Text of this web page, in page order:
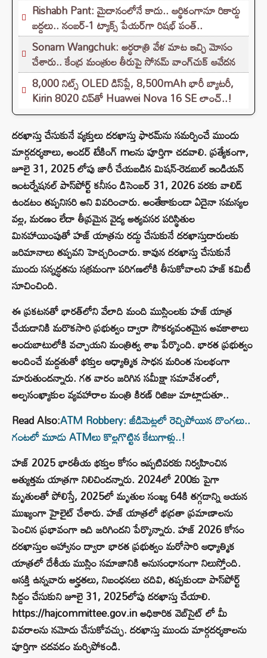
Rishabh Pant: మైదానంలోనే కాదు.. ఆర్థికంగానూ రికార్డు
బద్దలు.. నంబర్-1 ట్యాక్స్ పేయర్‌గా రిషభ్ పంత్..
Sonam Wangchuk: అర్ధరాత్రి వేళ మాట ఇచ్చి మోసం
చేశారు.. కేంద్ర మంత్రుల తీరుపై సోనమ్ వాంగ్‌చుక్ ఆవేదన
8,000 నిట్స్ OLED డిస్‌ప్లే, 8,500mAh భారీ బ్యాటరీ,
Kirin 8020 చిప్‌తో Huawei Nova 16 SE లాంచ్..!
దరఖాస్తు చేసుకునే వ్యక్తులు దరఖాస్తు ఫారమ్‌ను సమర్పించే ముందు
మార్గదర్శకాలు, అండర్‌ టేకింగ్‌ mలను పూర్తిగా చదవాలి. ప్రత్యేకంగా,
జూలై 31, 2025 లోపు జారీ చేయబడిన మిషన్-రెడబుల్ ఇండియన్
ఇంటర్నేషనల్ పాస్‌పోర్ట్ కనీసం డిసెంబర్ 31, 2026 వరకు వాలిడ్
ఉండటం తప్పనిసరి అని వివరించారు. అంతేకాకుండా ఏదైనా సమస్యల
వల్ల, మరణం లేదా తీవ్రమైన వైద్య అత్యవసర పరిస్థితుల
మినహాయింపుతో హజ్ యాత్రను రద్దు చేసుకునే దరఖాస్తుదారులకు
జరిమానాలు తప్పవని హెచ్చరించారు. కావున దరఖాస్తు చేసుకునే
ముందు సన్నద్ధతను సక్రమంగా పరిగణలోకి తీసుకోవాలని హజ్ కమిటీ
సూచించింది.
ఈ ప్రకటనతో భారత్‌లోని వేలాది మంది ముస్లింలకు హజ్ యాత్ర
చేయడానికి మరొకసారి ప్రభుత్వం ద్వారా సౌకర్యవంతమైన అవకాశాలు
అందుబాటులోకి వచ్చాయని మంత్రిత్వ శాఖ పేర్కొంది. భారత ప్రభుత్వం
అందించే మద్దతుతో భక్తుల ఆధ్యాత్మిక సాధన మరింత సులభంగా
మారుతుందన్నారు. గత వారం జరిగిన సమీక్షా సమావేశంలో,
అల్పసంఖ్యాకుల వ్యవహారాల మంత్రి కిరణ్ రిజిజు మాట్లాడుతూ..
Read Also:ATM Robbery: జీడిమెట్లలో రెచ్చిపోయిన దొంగలు..
గంటలో మూడు ATMలు కొల్లగొట్టిన కేటుగాళ్లు..!
హజ్ 2025 భారతీయ భక్తుల కోసం ఇప్పటివరకు నిర్వహించిన
అత్యుత్తమ యాత్రగా నిలిచిందన్నారు. 2024లో 200కు పైగా
మృతులతో పోలిస్తే, 2025లో మృతుల సంఖ్య 64కి తగ్గడాన్ని ఆయన
ముఖ్యంగా హైలైట్ చేశారు. హజ్ యాత్రలో భద్రతా ప్రమాణాలను
పెంచిన ప్రభావంగా ఇది జరిగిందని పేర్కొన్నారు. హజ్ 2026 కోసం
దరఖాస్తుల ఆహ్వానం ద్వారా భారత ప్రభుత్వం మరోసారి ఆధ్యాత్మిక
యాత్రలో దేశీయ ముస్లిం సమాజానికి అనుసంధానంగా నిలుస్తోంది.
ఆసక్తి ఉన్నవారు అర్హతలు, నిబంధనలు చదివి, తప్పకుండా పాస్‌పోర్ట్
సిద్దం చేసుకుని జూలై 31, 2025లోపు దరఖాస్తు చేయాలి.
https://hajcommittee.gov.in అధికారిక వెబ్‌సైట్ లో మీ
వివరాలను నమోదు చేసుకోవచ్చు. దరఖాస్తు ముందు మార్గదర్శకాలను
పూర్తిగా చదవడం మర్చిపోకండి.